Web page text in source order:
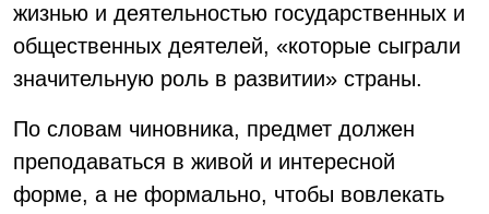
жизнью и деятельностью государственных и
общественных деятелей, «которые сыграли
значительную роль в развитии» страны.
По словам чиновника, предмет должен
преподаваться в живой и интересной
форме, а не формально, чтобы вовлекать